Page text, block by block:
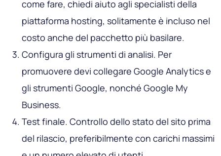
come fare, chiedi aiuto agli specialisti della
piattaforma hosting, solitamente è incluso nel
costo anche del pacchetto più basilare.
Configura gli strumenti di analisi. Per
promuovere devi collegare Google Analytics e
gli strumenti Google, nonché Google My
Business.
Test finale. Controllo dello stato del sito prima
del rilascio, preferibilmente con carichi massimi